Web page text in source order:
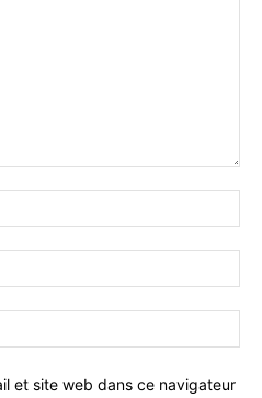
et site web dans ce navigateur